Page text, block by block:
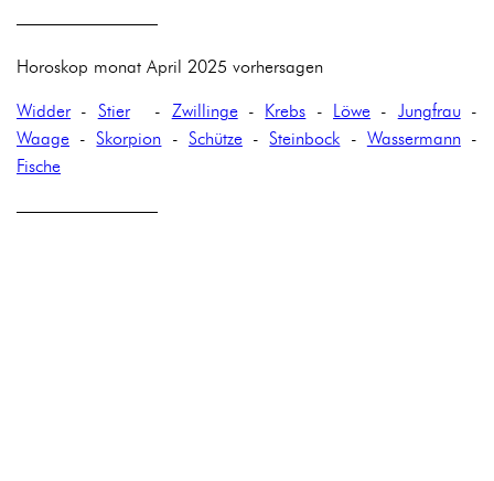
————————
Horoskop monat April 2025 vorhersagen
Widder- Stier- Zwillinge- Krebs - Löwe - Jungfrau-
Waage -Skorpion - Schütze-Steinbock - Wassermann-
Fische
————————